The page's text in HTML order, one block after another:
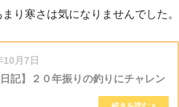
り寒さは気になりませんでした。
10月7日
日記】２０年振りの釣りにチャレン